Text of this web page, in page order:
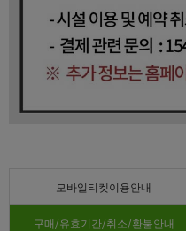
모바일티켓이용안내
구매/유효기간/취소/환불안내